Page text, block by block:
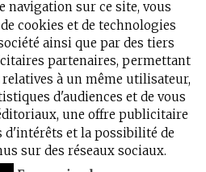
Libel - Tous droits réservés
navigation sur ce site, vous
cookies et de technologies
ainsi que par des tiers
partenaires, permettant
à un même utilisateur,
d'audiences et de vous
une offre publicitaire
d'intérêts et la possibilité de
sur des réseaux sociaux.